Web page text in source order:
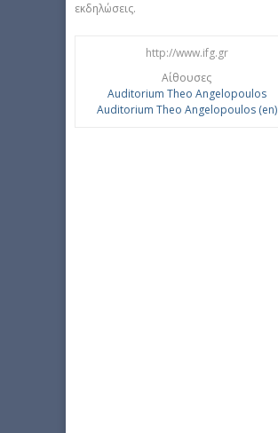
εκδηλώσεις.
http://www.ifg.gr
Αίθουσες
Auditorium Theo Angelopoulos
Auditorium Theo Angelopoulos (en)